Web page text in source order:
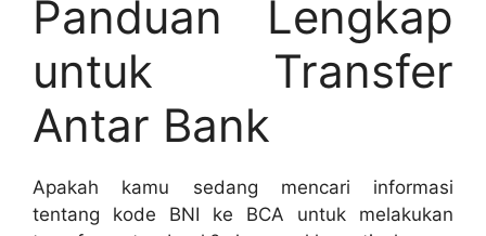
Panduan Lengkap
untuk Transfer
Antar Bank
Apakah kamu sedang mencari informasi
tentang kode BNI ke BCA untuk melakukan